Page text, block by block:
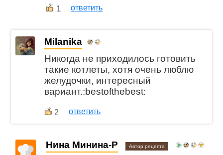
1 ответить
Milanika
Никогда не приходилось готовить
такие котлеты, хотя очень люблю
желудочки, интересный
вариант.:bestofthebest:
2 ответить
Нина Минина-Р Автор рецепта